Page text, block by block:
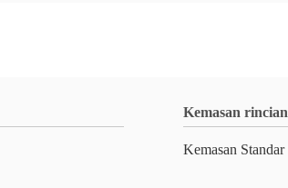
Kemasan rincian
Kemasan Standar